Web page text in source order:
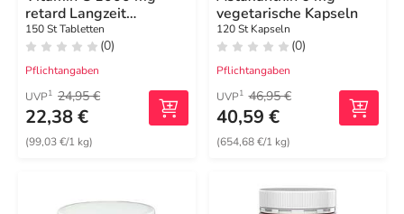
retard Langzeit
Tabletten
150 St Tabletten
(0)
Pflichtangaben
UVP1 24,95 €
22,38 €
(99,03 €/1 kg)
vegetarische Kapseln
120 St Kapseln
(0)
Pflichtangaben
UVP1 46,95 €
40,59 €
(654,68 €/1 kg)